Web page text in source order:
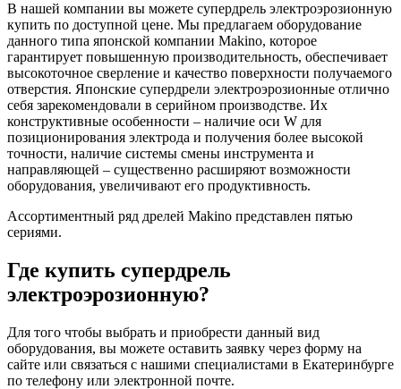
В нашей компании вы можете супердрель электроэрозионную
купить по доступной цене. Мы предлагаем оборудование
данного типа японской компании Makino, которое
гарантирует повышенную производительность, обеспечивает
высокоточное сверление и качество поверхности получаемого
отверстия. Японские супердрели электроэрозионные отлично
себя зарекомендовали в серийном производстве. Их
конструктивные особенности – наличие оси W для
позиционирования электрода и получения более высокой
точности, наличие системы смены инструмента и
направляющей – существенно расширяют возможности
оборудования, увеличивают его продуктивность.
Ассортиментный ряд дрелей Makino представлен пятью
сериями.
Где купить супердрель
электроэрозионную?
Для того чтобы выбрать и приобрести данный вид
оборудования, вы можете оставить заявку через форму на
сайте или связаться с нашими специалистами в Екатеринбурге
по телефону или электронной почте.